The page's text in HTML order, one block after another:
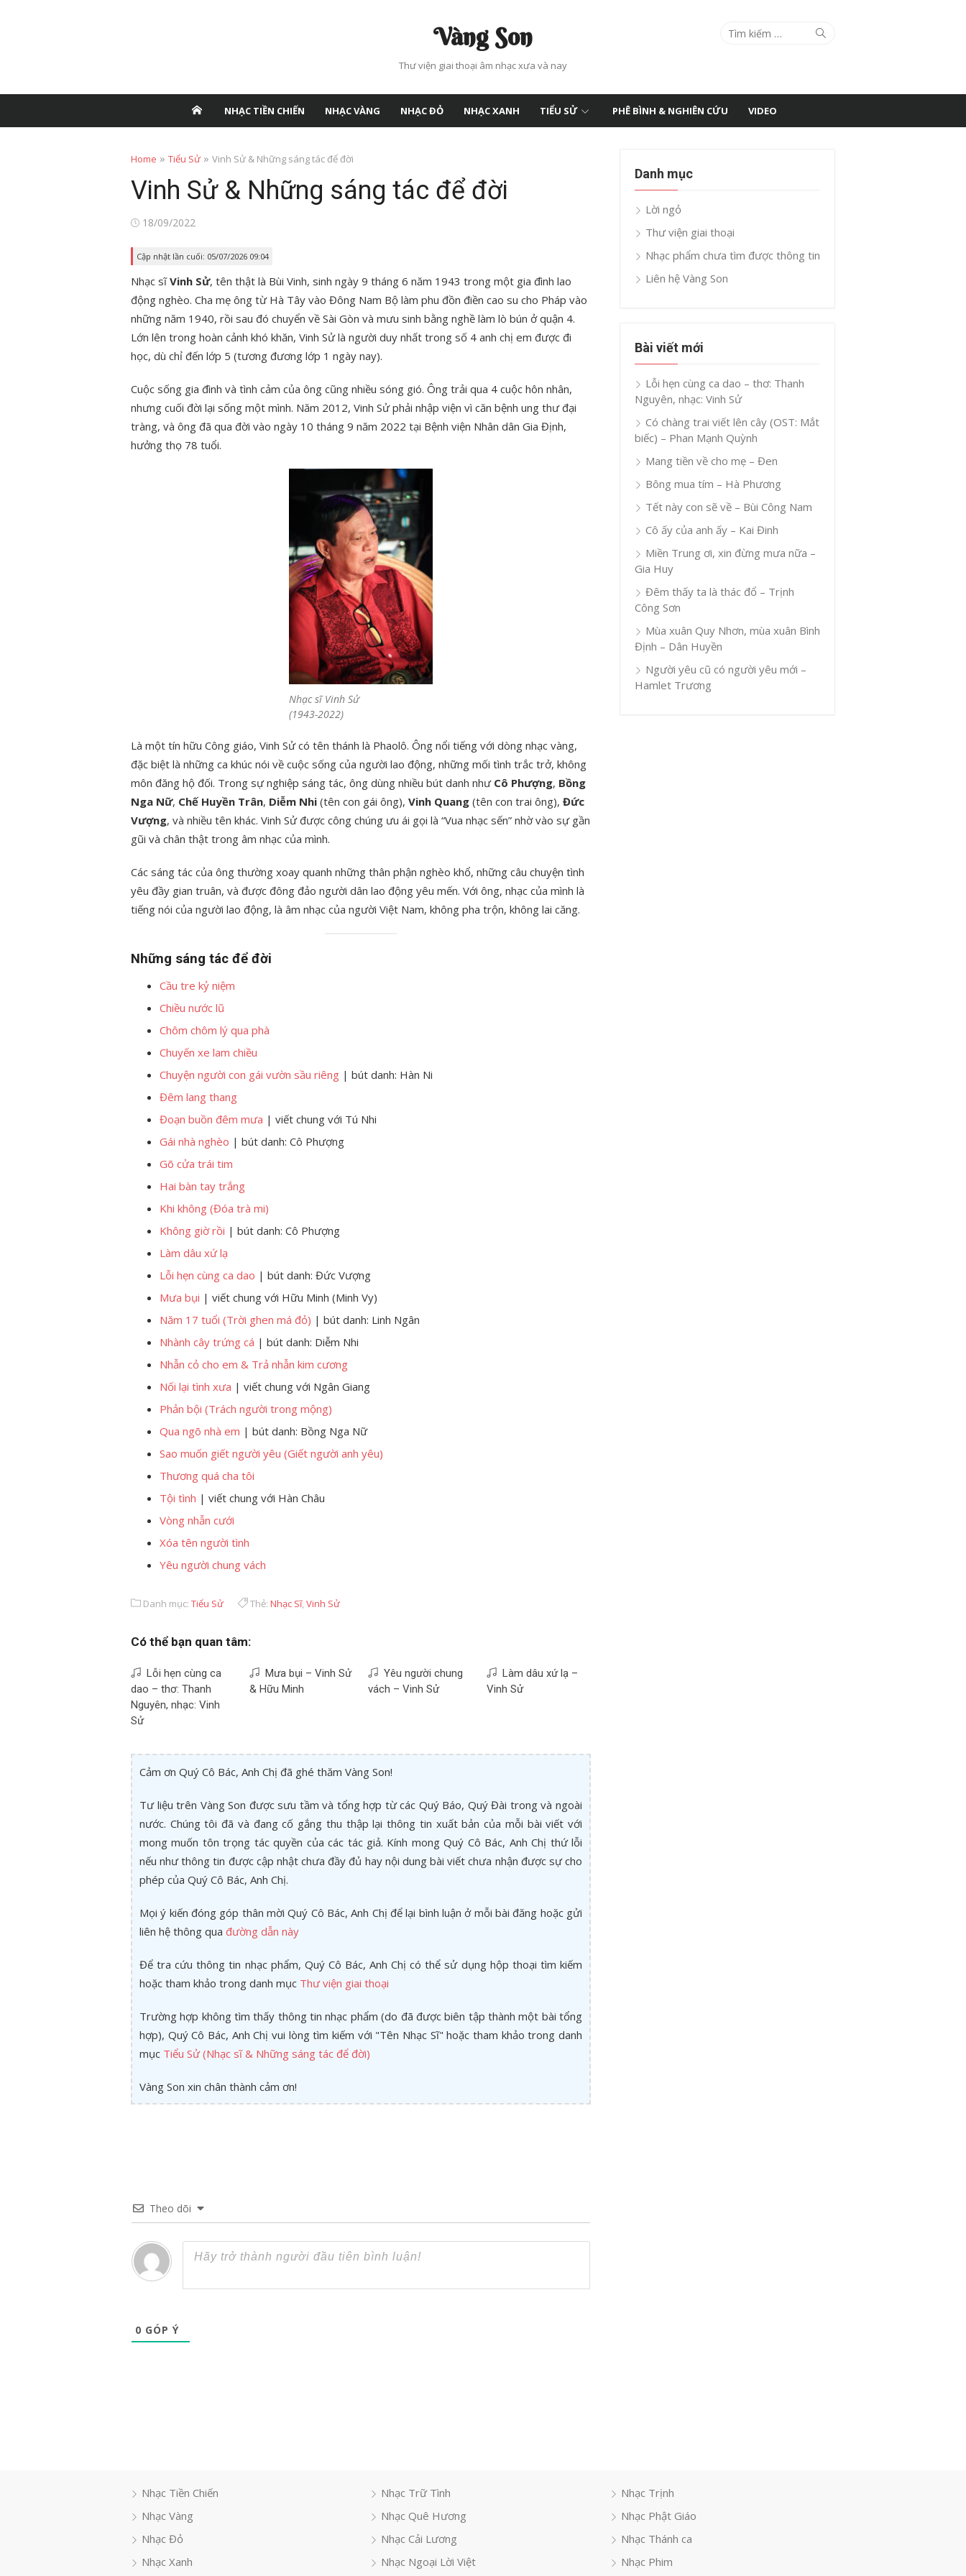
Vàng Son
Thư viện giai thoại âm nhạc xưa và nay
Search
Search
NHẠC TIỀN CHIẾN NHẠC VÀNG NHẠC ĐỎ NHẠC XANH TIỂU SỬ PHÊ BÌNH & NGHIÊN CỨU VIDEO
Home » Tiểu Sử » Vinh Sử & Những sáng tác để đời
Vinh Sử & Những sáng tác để đời
Posted
18/09/2022
Cập nhật lần cuối: 05/07/2026 09:04
Nhạc sĩVinh Sử, tên thật là Bùi Vinh, sinh ngày 9 tháng 6 năm 1943 trong một gia đình lao
động nghèo. Cha mẹ ông từ Hà Tây vào Đông Nam Bộ làm phu đồn điền cao su cho Pháp vào
những năm 1940, rồi sau đó chuyển về Sài Gòn và mưu sinh bằng nghề làm lò bún ở quận 4.
Lớn lên trong hoàn cảnh khó khăn, Vinh Sử là người duy nhất trong số 4 anh chị em được đi
học, dù chỉ đến lớp 5 (tương đương lớp 1 ngày nay).
Cuộc sống gia đình và tình cảm của ông cũng nhiều sóng gió. Ông trải qua 4 cuộc hôn nhân,
nhưng cuối đời lại sống một mình. Năm 2012, Vinh Sử phải nhập viện vì căn bệnh ung thư đại
tràng, và ông đã qua đời vào ngày 10 tháng 9 năm 2022 tại Bệnh viện Nhân dân Gia Định,
hưởng thọ 78 tuổi.
Nhạc sĩ Vinh Sử
(1943-2022)
Là một tín hữu Công giáo, Vinh Sử có tên thánh là Phaolô. Ông nổi tiếng với dòng nhạc vàng,
đặc biệt là những ca khúc nói về cuộc sống của người lao động, những mối tình trắc trở, không
môn đăng hộ đối. Trong sự nghiệp sáng tác, ông dùng nhiều bút danh như Cô Phượng, Bồng
Nga Nữ, Chế Huyền Trân, Diễm Nhi (tên con gái ông), Vinh Quang (tên con trai ông), Đức
Vượng, và nhiều tên khác. Vinh Sử được công chúng ưu ái gọi là “Vua nhạc sến” nhờ vào sự gần
gũi và chân thật trong âm nhạc của mình.
Các sáng tác của ông thường xoay quanh những thân phận nghèo khổ, những câu chuyện tình
yêu đầy gian truân, và được đông đảo người dân lao động yêu mến. Với ông, nhạc của mình là
tiếng nói của người lao động, là âm nhạc của người Việt Nam, không pha trộn, không lai căng.
Những sáng tác để đời
Cầu tre kỷ niệm
Chiều nước lũ
Chôm chôm lý qua phà
Chuyến xe lam chiều
Chuyện người con gái vườn sầu riêng | bút danh: Hàn Ni
Đêm lang thang
Đoạn buồn đêm mưa | viết chung với Tú Nhi
Gái nhà nghèo | bút danh: Cô Phượng
Gõ cửa trái tim
Hai bàn tay trắng
Khi không (Đóa trà mi)
Không giờ rồi | bút danh: Cô Phượng
Làm dâu xứ lạ
Lỗi hẹn cùng ca dao | bút danh: Đức Vượng
Mưa bụi | viết chung với Hữu Minh (Minh Vy)
Năm 17 tuổi (Trời ghen má đỏ) | bút danh: Linh Ngân
Nhành cây trứng cá | bút danh: Diễm Nhi
Nhẫn cỏ cho em & Trả nhẫn kim cương
Nối lại tình xưa | viết chung với Ngân Giang
Phản bội (Trách người trong mộng)
Qua ngõ nhà em | bút danh: Bồng Nga Nữ
Sao muốn giết người yêu (Giết người anh yêu)
Thương quá cha tôi
Tội tình | viết chung với Hàn Châu
Vòng nhẫn cưới
Xóa tên người tình
Yêu người chung vách
Danh mục: Tiểu Sử Thẻ: Nhạc Sĩ,Vinh Sử
Có thể bạn quan tâm:
Lỗi hẹn cùng ca
dao – thơ: Thanh
Nguyên, nhạc: Vinh
Sử
Mưa bụi – Vinh Sử
& Hữu Minh
Yêu người chung
vách – Vinh Sử
Làm dâu xứ lạ –
Vinh Sử
Cảm ơn Quý Cô Bác, Anh Chị đã ghé thăm Vàng Son!
Tư liệu trên Vàng Son được sưu tầm và tổng hợp từ các Quý Báo, Quý Đài trong và ngoài
nước. Chúng tôi đã và đang cố gắng thu thập lại thông tin xuất bản của mỗi bài viết với
mong muốn tôn trọng tác quyền của các tác giả. Kính mong Quý Cô Bác, Anh Chị thứ lỗi
nếu như thông tin được cập nhật chưa đầy đủ hay nội dung bài viết chưa nhận được sự cho
phép của Quý Cô Bác, Anh Chị.
Mọi ý kiến đóng góp thân mời Quý Cô Bác, Anh Chị để lại bình luận ở mỗi bài đăng hoặc gửi
liên hệ thông qua đường dẫn này
Để tra cứu thông tin nhạc phẩm, Quý Cô Bác, Anh Chị có thể sử dụng hộp thoại tìm kiếm
hoặc tham khảo trong danh mục Thư viện giai thoại
Trường hợp không tìm thấy thông tin nhạc phẩm (do đã được biên tập thành một bài tổng
hợp), Quý Cô Bác, Anh Chị vui lòng tìm kiếm với "Tên Nhạc Sĩ" hoặc tham khảo trong danh
mục Tiểu Sử (Nhạc sĩ & Những sáng tác để đời)
Vàng Son xin chân thành cảm ơn!
Theo dõi
0 GÓP Ý
Danh mục
Lời ngỏ
Thư viện giai thoại
Nhạc phẩm chưa tìm được thông tin
Liên hệ Vàng Son
Bài viết mới
Lỗi hẹn cùng ca dao – thơ: Thanh
Nguyên, nhạc: Vinh Sử
Có chàng trai viết lên cây (OST: Mắt
biếc) – Phan Mạnh Quỳnh
Mang tiền về cho mẹ – Đen
Bông mua tím – Hà Phương
Tết này con sẽ về – Bùi Công Nam
Cô ấy của anh ấy – Kai Đinh
Miền Trung ơi, xin đừng mưa nữa –
Gia Huy
Đêm thấy ta là thác đổ – Trịnh
Công Sơn
Mùa xuân Quy Nhơn, mùa xuân Bình
Định – Dân Huyền
Người yêu cũ có người yêu mới –
Hamlet Trương
Nhạc Tiền Chiến
Nhạc Vàng
Nhạc Đỏ
Nhạc Xanh
Nhạc Trữ Tình
Nhạc Quê Hương
Nhạc Cải Lương
Nhạc Ngoại Lời Việt
Nhạc Trịnh
Nhạc Phật Giáo
Nhạc Thánh ca
Nhạc Phim